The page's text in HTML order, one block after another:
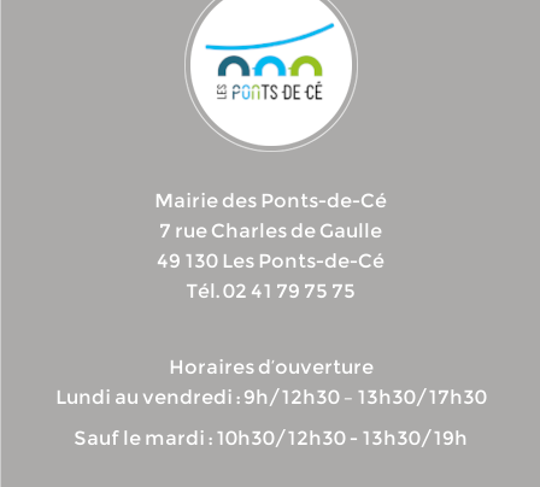
Mairie des Ponts-de-Cé
7 rue Charles de Gaulle
49 130 Les Ponts-de-Cé
Tél. 02 41 79 75 75
Horaires d’ouverture
Lundi au vendredi : 9h/12h30 – 13h30/17h30
Sauf le mardi : 10h30/12h30 - 13h30/19h